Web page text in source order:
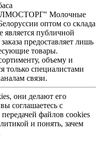
Молочные
оптом со склада
публичной
предоставляет лишь
товары.
объему и
только специалистами
связи.
они делают его
соглашаетесь с
файлов cookies
и понять, зачем